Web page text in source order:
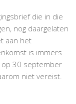
die in die
nog daargelaten
aan het
is immers
op 30 september
niet vereist.